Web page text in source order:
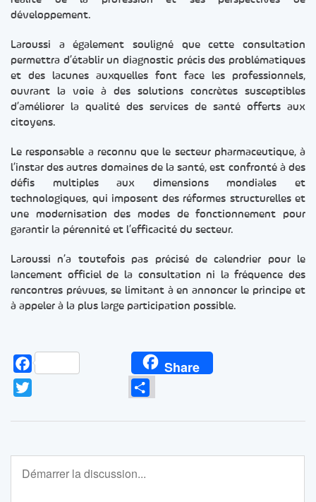
développement.
Laroussi a également souligné que cette consultation
permettra d’établir un diagnostic précis des problématiques
et des lacunes auxquelles font face les professionnels,
ouvrant la voie à des solutions concrètes susceptibles
d’améliorer la qualité des services de santé offerts aux
citoyens.
Le responsable a reconnu que le secteur pharmaceutique, à
l’instar des autres domaines de la santé, est confronté à des
défis multiples aux dimensions mondiales et
technologiques, qui imposent des réformes structurelles et
une modernisation des modes de fonctionnement pour
garantir la pérennité et l’efficacité du secteur.
Laroussi n’a toutefois pas précisé de calendrier pour le
lancement officiel de la consultation ni la fréquence des
rencontres prévues, se limitant à en annoncer le principe et
à appeler à la plus large participation possible.
Facebook Share
Partager